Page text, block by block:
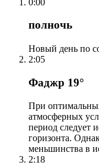
полночь
2:05
Фаджр 19°
При
атмосферных
период следует
горизонта.
меньшинства в
2:18